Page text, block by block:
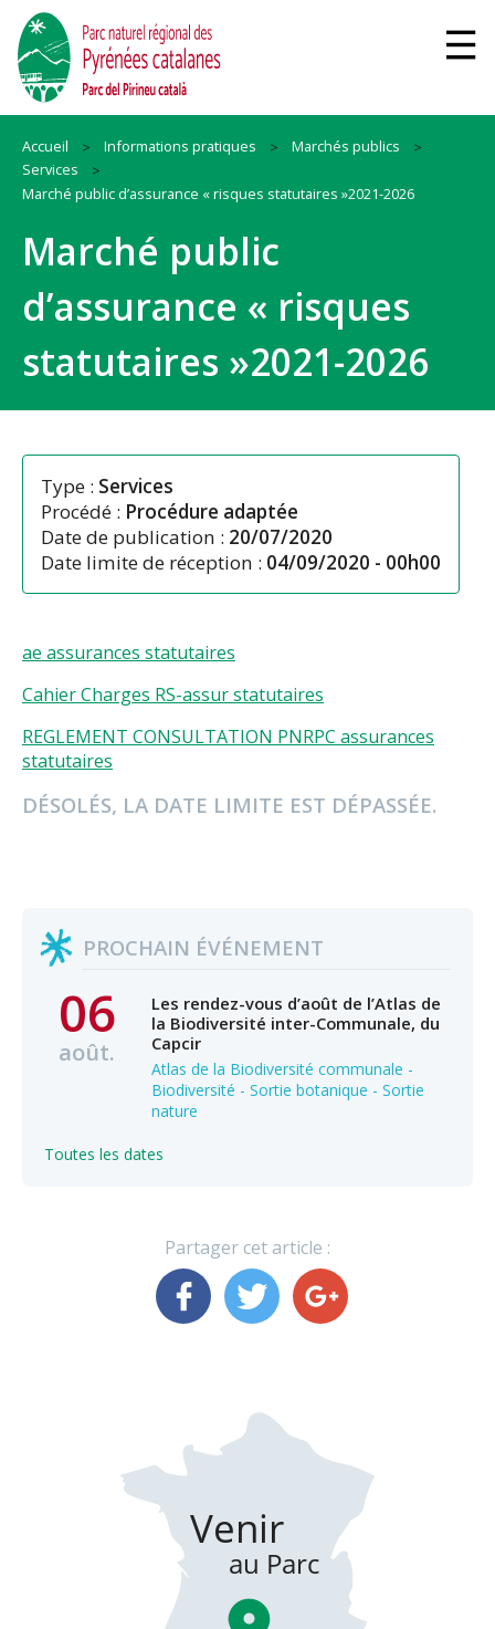
Accueil Informations pratiques
Marchés publics
Services
Marché public d’assurance « risques statutaires »2021-2026
Marché public
d’assurance « risques
statutaires »2021-2026
Type : Services
Procédé : Procédure adaptée
Date de publication : 20/07/2020
Date limite de réception : 04/09/2020 - 00h00
ae assurances statutaires
Cahier Charges RS-assur statutaires
REGLEMENT CONSULTATION PNRPC assurances
statutaires
DÉSOLÉS, LA DATE LIMITE EST DÉPASSÉE.
PROCHAIN ÉVÉNEMENT
06
août.
Les rendez-vous d’août de l’Atlas de
la Biodiversité inter-Communale, du
Capcir
Atlas de la Biodiversité communale -
Biodiversité - Sortie botanique - Sortie
nature
Toutes les dates
Partager cet article :